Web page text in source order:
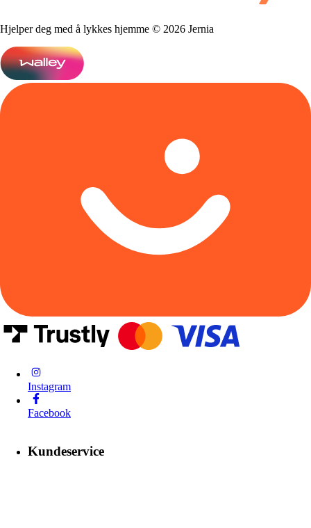
Hjelper deg med å lykkes hjemme © 2026 Jernia
Instagram
Facebook
Kundeservice